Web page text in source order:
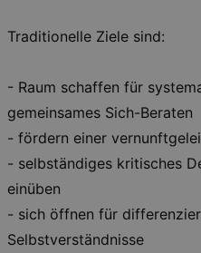
Traditionelle Ziele sind:
- Raum schaffen für
gemeinsames Sich-Beraten
- fördern einer
- selbständiges kritisches
einüben
- sich öffnen für
Selbstverständnisse
Name